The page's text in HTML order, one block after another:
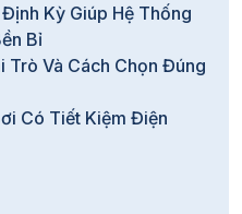
Kỳ Giúp Hệ Thống
Bỉ
Trò Và Cách Chọn Đúng
Có Tiết Kiệm Điện